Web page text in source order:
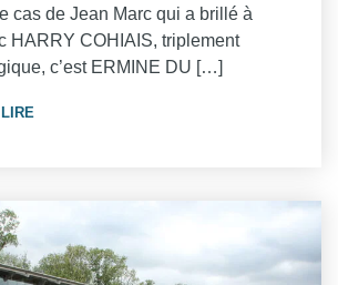
cas de Jean Marc qui a brillé à
HARRY COHIAIS, triplement
c’est ERMINE DU […]